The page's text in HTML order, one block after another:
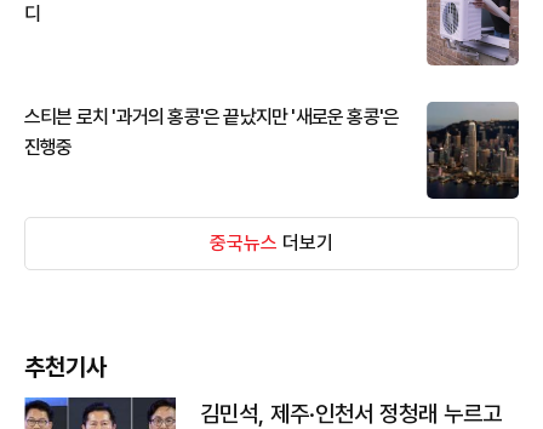
디
스티븐 로치 '과거의 홍콩'은 끝났지만 '새로운 홍콩'은
진행중
중국뉴스 더보기
추천기사
김민석, 제주·인천서 정청래 누르고